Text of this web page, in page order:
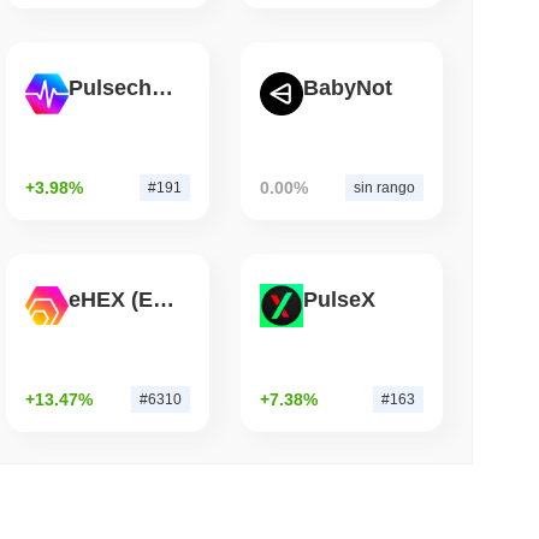
Red Team segnala 85 bug critici in
Pulsechain
+3.98% #191
BabyNot
0.00% sin rango
eHEX (Ethereum)
+13.47% #6310
PulseX
+7.38% #163